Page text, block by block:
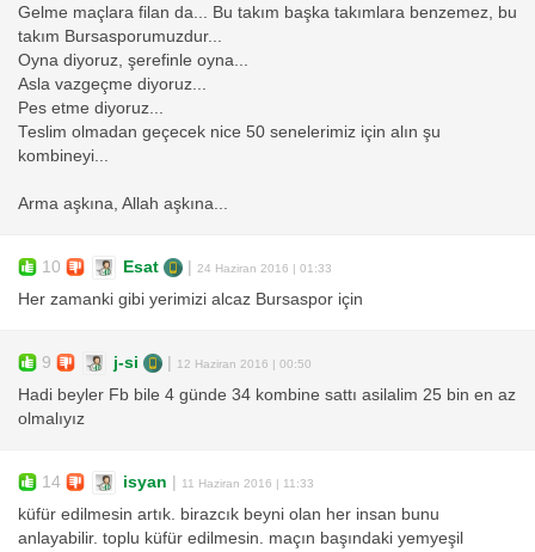
Gelme maçlara filan da... Bu takım başka takımlara benzemez, bu
takım Bursasporumuzdur...
Oyna diyoruz, şerefinle oyna...
Asla vazgeçme diyoruz...
Pes etme diyoruz...
Teslim olmadan geçecek nice 50 senelerimiz için alın şu
kombineyi...
Arma aşkına, Allah aşkına...
10 Esat 24 Haziran 2016 | 01:33
Her zamanki gibi yerimizi alcaz Bursaspor için
9 j-si 12 Haziran 2016 | 00:50
Hadi beyler Fb bile 4 günde 34 kombine sattı asilalim 25 bin en az
olmalıyız
14 isyan 11 Haziran 2016 | 11:33
küfür edilmesin artık. birazcık beyni olan her insan bunu
anlayabilir. toplu küfür edilmesin. maçın başındaki yemyeşil